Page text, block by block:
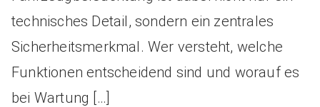
technisches Detail, sondern ein zentrales
Sicherheitsmerkmal. Wer versteht, welche
Funktionen entscheidend sind und worauf es
bei Wartung […]